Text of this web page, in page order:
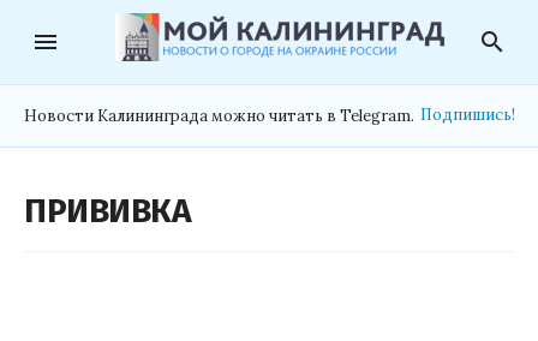
menu search
Новости Калининграда можно читать в Telegram. Подпишись!
ПРИВИВКА